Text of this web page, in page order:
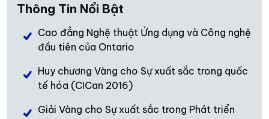
Thông Tin Nổi Bật
Cao đẳng Nghệ thuật Ứng dụng và Công nghệ
đầu tiên của Ontario
Huy chương Vàng cho Sự xuất sắc trong quốc
tế hóa (CICan 2016)
Giải Vàng cho Sự xuất sắc trong Phát triển